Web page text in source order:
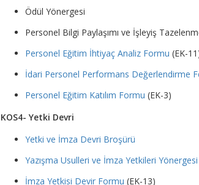
Ödül Yönergesi
Personel Bilgi Paylaşımı ve İşleyiş
Personel Eğitim İhtiyaç Analiz Formu (EK-
İdari Personel Performans Değerlendirme
Personel Eğitim Katılım Formu (EK-3)
KOS4- Yetki Devri
Yetki ve İmza Devri Broşürü
Yazışma Usulleri ve İmza Yetkileri Yönergesi
İmza Yetkisi Devir Formu (EK-13)